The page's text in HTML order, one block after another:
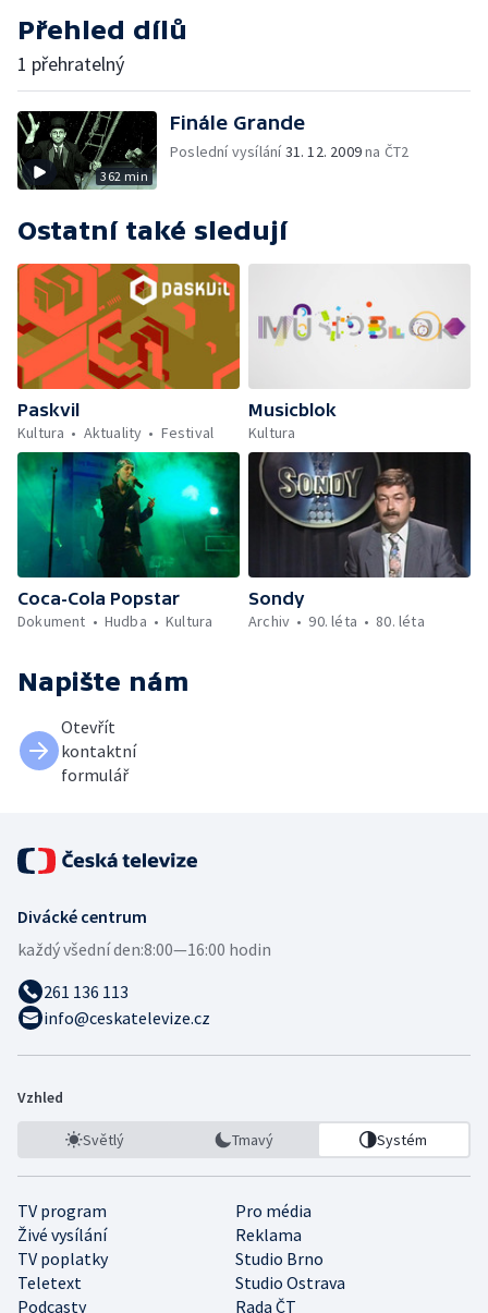
Přehled dílů
1 přehratelný
362 min
Finále Grande
Poslední vysílání31. 12. 2009na ČT2
Ostatní také sledují
Paskvil
Kultura
Aktuality Festival
Musicblok
Kultura
Coca-Cola Popstar
Dokument
Hudba Kultura
Sondy
Archiv
90. léta 80. léta
Napište nám
Otevřít
kontaktní
formulář
Divácké centrum
každý všední den:8:00—16:00 hodin
261 136 113
info@ceskatelevize.cz
Vzhled
Světlý Tmavý Systém
TV program
Pro média
Živé vysílání
Reklama
TV poplatky
Studio Brno
Teletext
Studio Ostrava
Podcasty
Rada ČT